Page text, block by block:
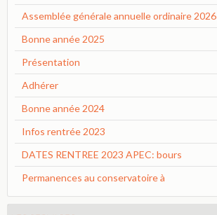
Assemblée générale annuelle ordinaire 2026
Bonne année 2025
Présentation
Adhérer
Bonne année 2024
Infos rentrée 2023
DATES RENTREE 2023 APEC: bours
Permanences au conservatoire à